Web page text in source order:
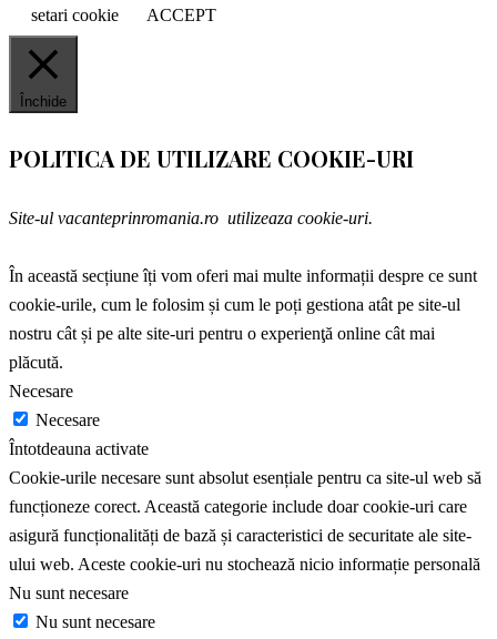
setari cookie
ACCEPT
Închide
POLITICA DE UTILIZARE COOKIE-URI
Site-ul vacanteprinromania.ro utilizeaza cookie-uri.
În această secțiune îți vom oferi mai multe informații despre ce sunt
cookie-urile, cum le folosim și cum le poți gestiona atât pe site-ul
nostru cât și pe alte site-uri pentru o experienţă online cât mai
plăcută.
Necesare
Necesare
Întotdeauna activate
Cookie-urile necesare sunt absolut esențiale pentru ca site-ul web să
funcționeze corect. Această categorie include doar cookie-uri care
asigură funcționalități de bază și caracteristici de securitate ale site-
ului web. Aceste cookie-uri nu stochează nicio informație personală
Nu sunt necesare
Nu sunt necesare